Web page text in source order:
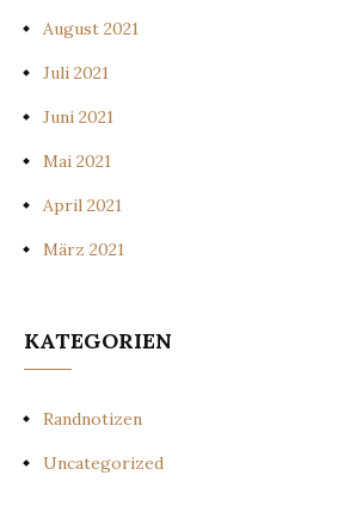
August 2021
Juli 2021
Juni 2021
Mai 2021
April 2021
März 2021
KATEGORIEN
Randnotizen
Uncategorized